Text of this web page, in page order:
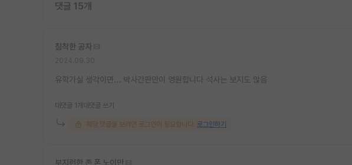
댓글 15개
침착한 공자
유학가실 생각이면... 박사간판만이 영원합니다 석사는 보지도 않음
대댓글 1개 대댓글 쓰기
해당 댓글을 보려면 로그인이 필요합니다. 로그인하기
부지런한 존 폰 노이만